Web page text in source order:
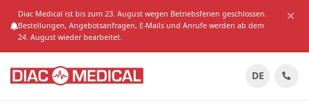
Diac Medical ist bis zum 23. August wegen Betriebsferien geschlossen.
Bestellungen, Angebotsanfragen, E-Mails und Anrufe werden ab dem
24. August wieder bearbeitet.
DE